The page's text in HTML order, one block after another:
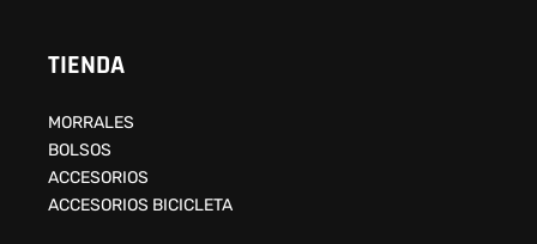
TIENDA
MORRALES
BOLSOS
ACCESORIOS
ACCESORIOS BICICLETA